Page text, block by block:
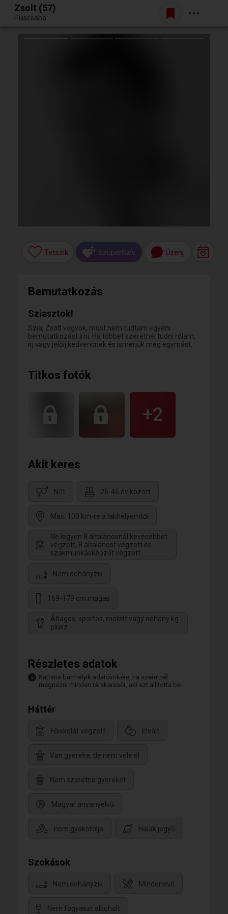
Egy jó randiból bármi lehet.
Belépés
Zsolt (57)
Piliscsaba
Tetszik SzuperSzív Üzenj
Bemutatkozás
Sziasztok!
Szia, Zsolt vagyok, most nem tudtam egyéni
bemutatkozást írni. Ha többet szeretnél tudni rólam,
írj vagy jelölj kedvencnek és ismerjük meg egymást.
Titkos fotók
+2
Akit keres
Nőt 26-46 év között
Max. 100 km-re a lakhelyemtől
Ne legyen 8 általánosnál kevesebbet
végzett, 8 általánost végzett és
szakmunkásképzőt végzett
Nem dohányzik
169-179 cm magas
Átlagos, sportos, molett vagy néhány kg
plusz
Részletes adatok
Kattints bármelyik adatcímkére, ha szeretnél
megnézni minden társkeresőt, aki ezt állította be.
Háttér
Főiskolát végzett Elvált
Van gyereke, de nem vele él
Nem szeretne gyereket
Magyar anyanyelvű
nem gyakorolja Halak jegyű
Szokások
Nem dohányzik Mindenevő
Nem fogyaszt alkoholt